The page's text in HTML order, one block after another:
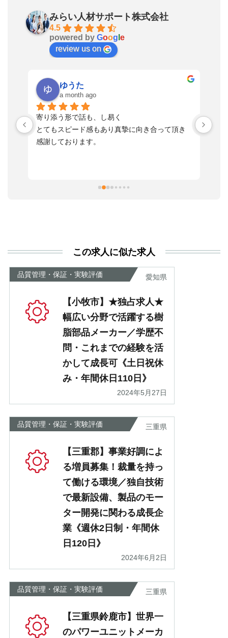
みらい人材サポート株式会社
4.5
powered by Goog e
review us on
ゆうた
a month ago
寄り添う形で話も、し易く
とてもスピード感もあり真摯に向き合って頂き
感謝しております。
が
この求人に似た求人
品質管理・保証・実験評価 愛知県
【小牧市】★独占求人★
幅広い分野で活躍する樹
脂部品メーカー／学歴不
問・これまでの経験を活
かして成長可《土日祝休
み・年間休日110日》
2024年5月27日
品質管理・保証・実験評価 三重県
【三重郡】事業好調によ
る増員募集！裁量を持っ
て働ける環境／独自技術
で最新設備、製品のモー
ター開発に関わる成長企
業《週休2日制・年間休
日120日》
2024年6月2日
品質管理・保証・実験評価 三重県
【三重県鈴鹿市】世界一
のパワーユニットメーカ